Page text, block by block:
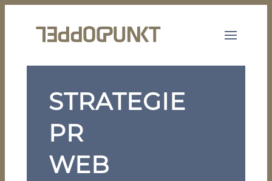
STRATEGIE
PR
WEB